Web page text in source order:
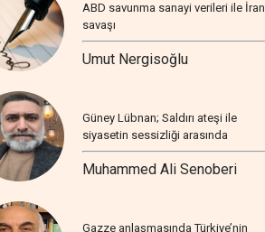
ABD savunma sanayi verileri ile İran
savaşı
Umut Nergisoğlu
Güney Lübnan; Saldırı ateşi ile
siyasetin sessizliği arasında
Muhammed Ali Senoberi
Gazze anlaşmasında Türkiye’nin